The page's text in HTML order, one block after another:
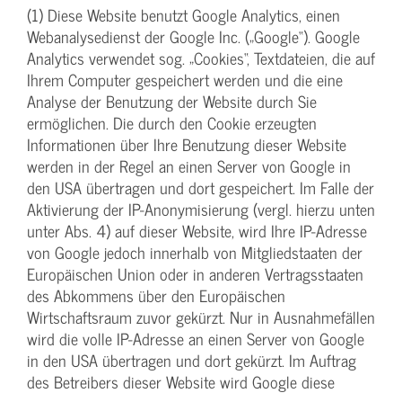
(1) Diese Website benutzt Google Analytics, einen
Webanalysedienst der Google Inc. („Google“). Google
Analytics verwendet sog. „Cookies“, Textdateien, die auf
Ihrem Computer gespeichert werden und die eine
Analyse der Benutzung der Website durch Sie
ermöglichen. Die durch den Cookie erzeugten
Informationen über Ihre Benutzung dieser Website
werden in der Regel an einen Server von Google in
den USA übertragen und dort gespeichert. Im Falle der
Aktivierung der IP-Anonymisierung (vergl. hierzu unten
unter Abs. 4) auf dieser Website, wird Ihre IP-Adresse
von Google jedoch innerhalb von Mitgliedstaaten der
Europäischen Union oder in anderen Vertragsstaaten
des Abkommens über den Europäischen
Wirtschaftsraum zuvor gekürzt. Nur in Ausnahmefällen
wird die volle IP-Adresse an einen Server von Google
in den USA übertragen und dort gekürzt. Im Auftrag
des Betreibers dieser Website wird Google diese